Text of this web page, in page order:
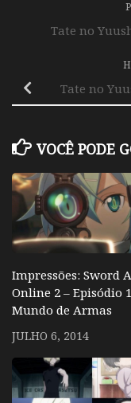
Tate no
Tate no
VOCÊ PODE
Impressões: Sword
Online 2 – Episódio
Mundo de Armas
JULHO 6, 2014